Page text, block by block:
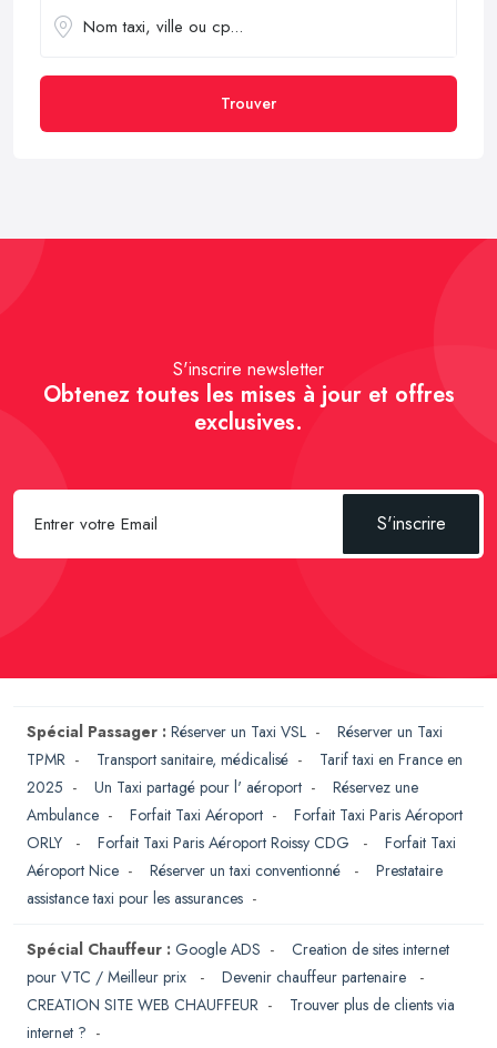
Trouver
S'inscrire newsletter
Obtenez toutes les mises à jour et offres
exclusives.
S'inscrire
Spécial Passager : Réserver un Taxi VSL - Réserver un Taxi
TPMR - Transport sanitaire, médicalisé - Tarif taxi en France en
2025 - Un Taxi partagé pour l' aéroport - Réservez une
Ambulance - Forfait Taxi Aéroport - Forfait Taxi Paris Aéroport
ORLY
- Forfait Taxi Paris Aéroport Roissy CDG - Forfait Taxi
Aéroport Nice - Réserver un taxi conventionné - Prestataire
assistance taxi pour les assurances -
Spécial Chauffeur : Google ADS - Creation de sites internet
pour VTC / Meilleur prix
- Devenir chauffeur partenaire
-
CREATION SITE WEB CHAUFFEUR - Trouver plus de clients via
internet ? -